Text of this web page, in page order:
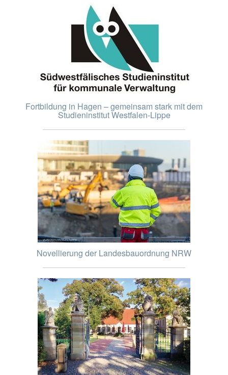
Fortbildung in Hagen – gemeinsam stark mit dem
Studieninstitut Westfalen-Lippe
Novellierung der Landesbauordnung NRW